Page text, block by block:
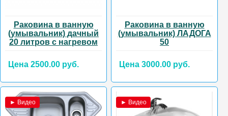
Раковина в ванную
(умывальник) дачный
20 литров с нагревом
Цена 2500.00 руб.
Раковина в ванную
(умывальник) ЛАДОГА
50
Цена 3000.00 руб.
► Видео ► Видео